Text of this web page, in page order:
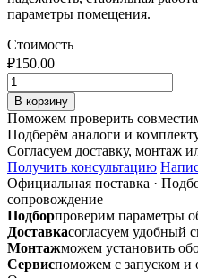
параметры помещения.
Стоимость
₽150.00
Количество
товара
10SK
Соединитель
пластик
D100
В корзину
Поможем проверить
Подберём аналоги и
Согласуем доставку, монтаж
Получить консультацию
Официальная поставка ·
сопровождение
Подборпроверим параметры
Доставкасогласуем удобный
Монтажможем установить
Сервиспоможем с запуском и